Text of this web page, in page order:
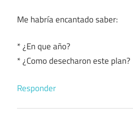
Me habría encantado saber:
* ¿En que año?
* ¿Como desecharon este plan?
Responder